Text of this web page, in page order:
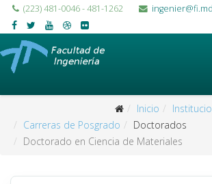
(223) 481-0046 - 481-1262
Inicio
Carreras de Posgrado
Doctorados
Doctorado en Ciencia de Materiales